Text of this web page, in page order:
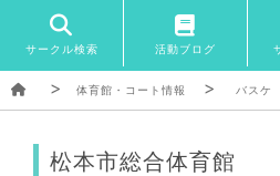
サークル検索 活動ブログ
体育館・コート情報 バスケ
松本市総合体育館